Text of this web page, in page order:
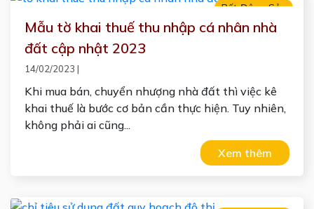
Bất Động Sản
Mẫu tờ khai thuế thu nhập cá nhân nhà
đất cập nhật 2023
14/02/2023 |
Khi mua bán, chuyển nhượng nhà đất thì việc kê
khai thuế là bước cơ bản cần thực hiện. Tuy nhiên,
không phải ai cũng...
Xem thêm